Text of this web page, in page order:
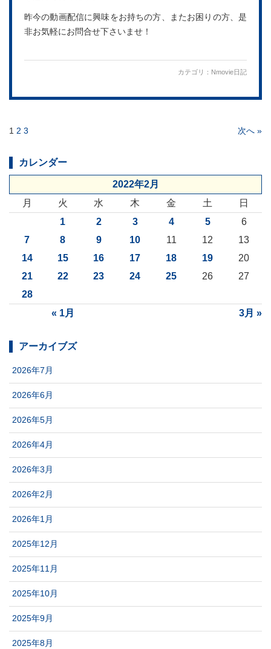
昨今の動画配信に興味をお持ちの方、またお困りの方、是
非お気軽にお問合せ下さいませ！
カテゴリ： Nmovie日記
1 2 3 次へ »
カレンダー
2022年2月
月
火 水 木 金 土 日
« 1月 3月 »
1 2 3 4 5
6
7
8 9 10 11 12
13
14
15 16 17 18 19
20
21
22 23 24 25 26
27
28
アーカイブズ
2026年7月
2026年6月
2026年5月
2026年4月
2026年3月
2026年2月
2026年1月
2025年12月
2025年11月
2025年10月
2025年9月
2025年8月